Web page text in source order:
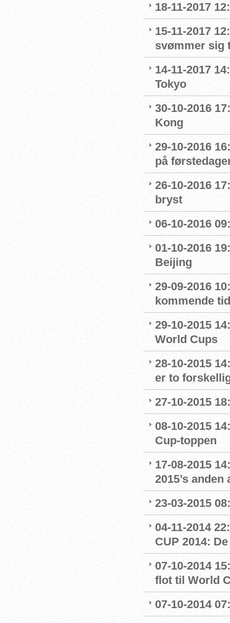
18-11-2017
15-11-2017
svømmer sig
14-11-2017
Tokyo
30-10-2016
Kong
29-10-2016
på
26-10-2016
bryst
06-10-2016
01-10-2016
Beijing
29-09-2016
kommende tid
29-10-2015
World Cups
28-10-2015
er to
27-10-2015
08-10-2015
Cup-toppen
17-08-2015
2015’s
23-03-2015
04-11-2014
CUP 2014:
07-10-2014
flot til World
07-10-2014